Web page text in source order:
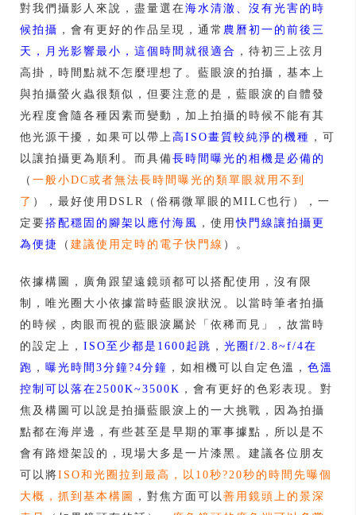
對我們攝影人來說，盡量選在海水清澈、沒有光害的時
候拍攝 ，會有更好的作品呈現，通常 農曆初一的前後三
天，月光影響最小，這個時間就很適合 ，待初三上弦月
高掛，時間點就不怎麼理想了。藍眼淚的拍攝，基本上
與拍攝螢火蟲很類似，但要注意的是，藍眼淚的自體發
光程度會隨各種因素而變動，加上拍攝的時候不能有其
他光源干擾，如果可以帶上高ISO畫質較純淨的機種 ，可
以讓拍攝更為順利。而具備長時間曝光的相機是必備的
（ 一般小DC或者無法長時間曝光的類單眼就用不到
了 ），最好使用DSLR（俗稱微單眼的MILC也行），一
定要搭配穩固的腳架以應付海風 ，使用快門線讓拍攝更
為便捷
（ 建議使用定時的電子快門線 ）。
依據構圖，廣角跟望遠鏡頭都可以搭配使用，沒有限
制，唯光圈大小依據當時藍眼淚狀況。以當時筆者拍攝
的時候，肉眼而視的藍眼淚屬於「依稀而見」，故當時
的設定上， ISO至少都是1600起跳 ， 光圈f/2.8~f/4在
跑 ， 曝光時間3分鐘?4分鐘 ，如相機可以自定色溫， 色溫
控制可以落在2500K~3500K ，會有更好的色彩表現。對
焦及構圖可以說是拍攝藍眼淚上的一大挑戰，因為拍攝
點都在海岸邊，有些甚至是早期的軍事據點，所以是不
會有路燈架設的，現場大多是一片漆黑。建議各位朋友
可以將ISO和光圈拉到最高，以10秒?20秒的時間先曝個
大概，抓到基本構圖
，對焦方面可以 善用鏡頭上的景深